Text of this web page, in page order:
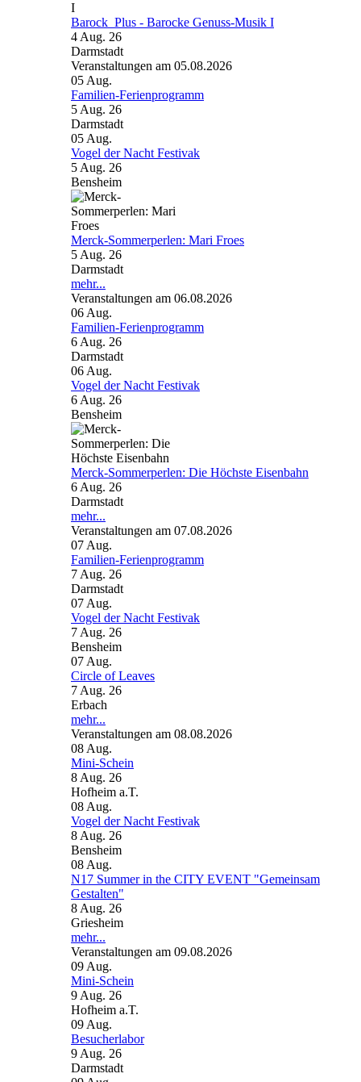
Barock_Plus - Barocke Genuss-Musik I
4 Aug. 26
Darmstadt
Veranstaltungen am 05.08.2026
05Aug.
Familien-Ferienprogramm
5 Aug. 26
Darmstadt
05Aug.
Vogel der Nacht Festivak
5 Aug. 26
Bensheim
Merck-Sommerperlen: Mari Froes
5 Aug. 26
Darmstadt
mehr...
Veranstaltungen am 06.08.2026
06Aug.
Familien-Ferienprogramm
6 Aug. 26
Darmstadt
06Aug.
Vogel der Nacht Festivak
6 Aug. 26
Bensheim
Merck-Sommerperlen: Die Höchste Eisenbahn
6 Aug. 26
Darmstadt
mehr...
Veranstaltungen am 07.08.2026
07Aug.
Familien-Ferienprogramm
7 Aug. 26
Darmstadt
07Aug.
Vogel der Nacht Festivak
7 Aug. 26
Bensheim
07Aug.
Circle of Leaves
7 Aug. 26
Erbach
mehr...
Veranstaltungen am 08.08.2026
08Aug.
Mini-Schein
8 Aug. 26
Hofheim a.T.
08Aug.
Vogel der Nacht Festivak
8 Aug. 26
Bensheim
08Aug.
N17 Summer in the CITY EVENT "Gemeinsam
Gestalten"
8 Aug. 26
Griesheim
mehr...
Veranstaltungen am 09.08.2026
09Aug.
Mini-Schein
9 Aug. 26
Hofheim a.T.
09Aug.
Besucherlabor
9 Aug. 26
Darmstadt